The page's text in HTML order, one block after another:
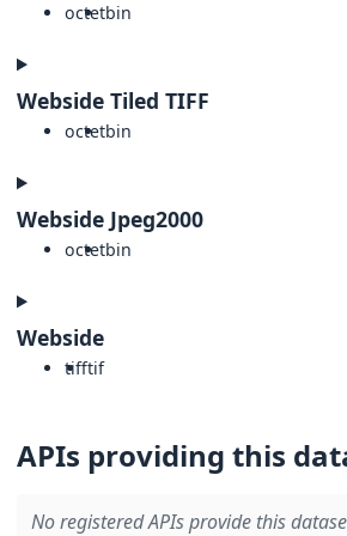
octetbin
Webside Tiled TIFF
octetbin
Webside Jpeg2000
octetbin
Webside
tifftif
APIs providing this
No registered APIs provide this